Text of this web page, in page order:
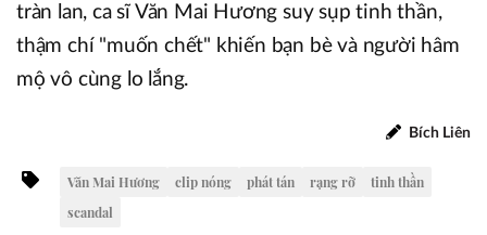
tràn lan, ca sĩ Văn Mai Hương suy sụp tinh thần,
thậm chí "muốn chết" khiến bạn bè và người hâm
mộ vô cùng lo lắng.
Bích Liên
Văn Mai Hương clip nóng phát tán rạng rỡ
tinh thần
scandal